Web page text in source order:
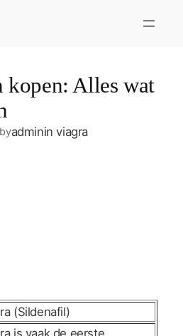
kopen: Alles wat
byadmininviagra
(Sildenafil)